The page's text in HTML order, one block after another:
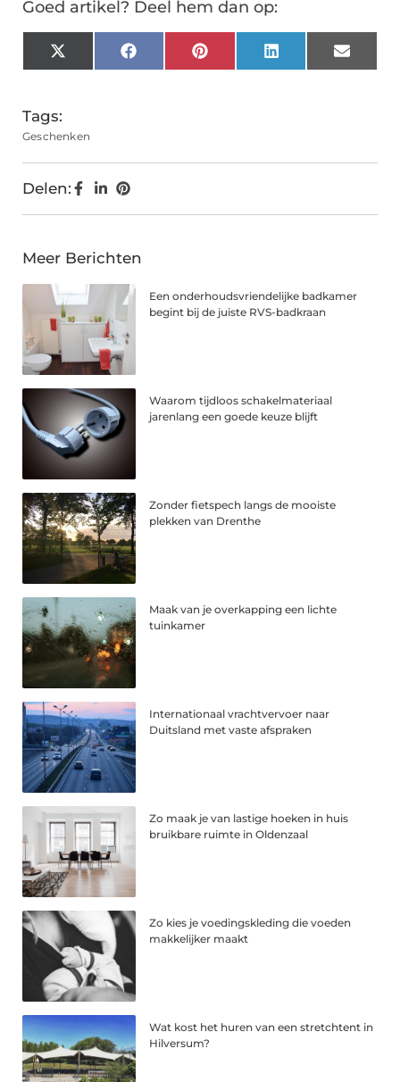
Goed artikel? Deel hem dan op:
X
(Twitter)
FacebookPinterestLinkedInEmail
Tags:
Geschenken
Delen:
Meer Berichten
Een onderhoudsvriendelijke badkamer
begint bij de juiste RVS-badkraan
Waarom tijdloos schakelmateriaal
jarenlang een goede keuze blijft
Zonder fietspech langs de mooiste
plekken van Drenthe
Maak van je overkapping een lichte
tuinkamer
Internationaal vrachtvervoer naar
Duitsland met vaste afspraken
Zo maak je van lastige hoeken in huis
bruikbare ruimte in Oldenzaal
Zo kies je voedingskleding die voeden
makkelijker maakt
Wat kost het huren van een stretchtent in
Hilversum?